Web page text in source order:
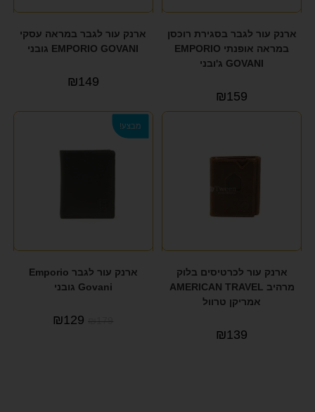
ארנק עור לגבר בסגירת רוכסן
במראה אופנתי EMPORIO
GOVANI ג'ובני
₪159
ארנק עור לגבר במראה עסקי
EMPORIO GOVANI גובני
₪149
ארנק עור לכרטיסים בלוק
מרהיב AMERICAN TRAVEL
אמריקן טרוול
₪139
מבצע!
ארנק עור לגבר Emporio
Govani גובני
₪179
₪129